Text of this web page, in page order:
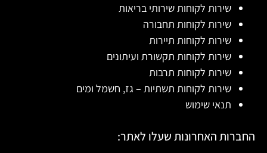
שירות לקוחות שירותי בריאות
שירות לקוחות תחבורה
שירות לקוחות תיירות
שירות לקוחות תקשורת ועיתונים
שירות לקוחות תרבות
שירות לקוחות תשתיות – גז, חשמל ומים
תנאי שימוש
החברות האחרונות שעלו לאתר: